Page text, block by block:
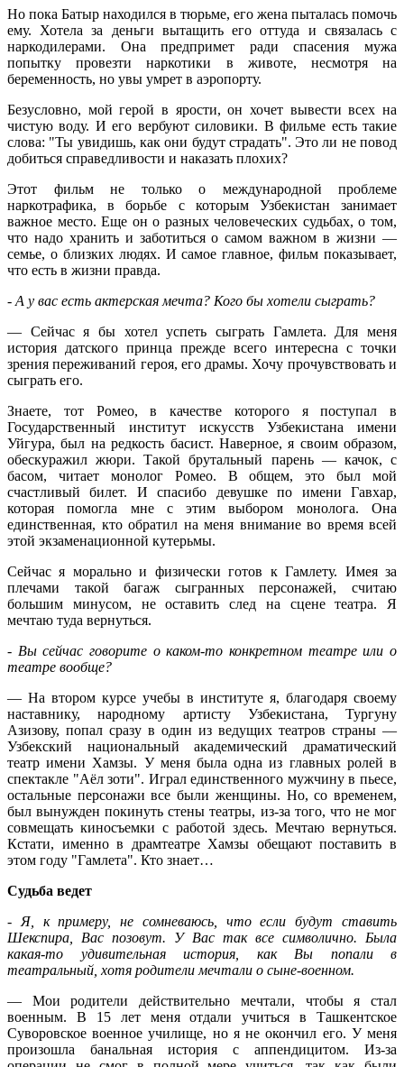
Но пока Батыр находился в тюрьме, его жена пыталась помочь
ему. Хотела за деньги вытащить его оттуда и связалась с
наркодилерами. Она предпримет ради спасения мужа
попытку провезти наркотики в животе, несмотря на
беременность, но увы умрет в аэропорту.
Безусловно, мой герой в ярости, он хочет вывести всех на
чистую воду. И его вербуют силовики. В фильме есть такие
слова: "Ты увидишь, как они будут страдать". Это ли не повод
добиться справедливости и наказать плохих?
Этот фильм не только о международной проблеме
наркотрафика, в борьбе с которым Узбекистан занимает
важное место. Еще он о разных человеческих судьбах, о том,
что надо хранить и заботиться о самом важном в жизни —
семье, о близких людях. И самое главное, фильм показывает,
что есть в жизни правда.
- А у вас есть актерская мечта? Кого бы хотели сыграть?
— Сейчас я бы хотел успеть сыграть Гамлета. Для меня
история датского принца прежде всего интересна с точки
зрения переживаний героя, его драмы. Хочу прочувствовать и
сыграть его.
Знаете, тот Ромео, в качестве которого я поступал в
Государственный институт искусств Узбекистана имени
Уйгура, был на редкость басист. Наверное, я своим образом,
обескуражил жюри. Такой брутальный парень — качок, с
басом, читает монолог Ромео. В общем, это был мой
счастливый билет. И спасибо девушке по имени Гавхар,
которая помогла мне с этим выбором монолога. Она
единственная, кто обратил на меня внимание во время всей
этой экзаменационной кутерьмы.
Сейчас я морально и физически готов к Гамлету. Имея за
плечами такой багаж сыгранных персонажей, считаю
большим минусом, не оставить след на сцене театра. Я
мечтаю туда вернуться.
- Вы сейчас говорите о каком-то конкретном театре или о
театре вообще?
— На втором курсе учебы в институте я, благодаря своему
наставнику, народному артисту Узбекистана, Тургуну
Азизову, попал сразу в один из ведущих театров страны —
Узбекский национальный академический драматический
театр имени Хамзы. У меня была одна из главных ролей в
спектакле "Аёл зоти". Играл единственного мужчину в пьесе,
остальные персонажи все были женщины. Но, со временем,
был вынужден покинуть стены театры, из-за того, что не мог
совмещать киносъемки с работой здесь. Мечтаю вернуться.
Кстати, именно в драмтеатре Хамзы обещают поставить в
этом году "Гамлета". Кто знает…
Судьба ведет
- Я, к примеру, не сомневаюсь, что если будут ставить
Шекспира, Вас позовут. У Вас так все символично. Была
какая-то удивительная история, как Вы попали в
театральный, хотя родители мечтали о сыне-военном.
— Мои родители действительно мечтали, чтобы я стал
военным. В 15 лет меня отдали учиться в Ташкентское
Суворовское военное училище, но я не окончил его. У меня
произошла банальная история с аппендицитом. Из-за